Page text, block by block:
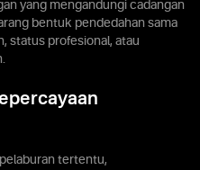
yang mengandungi cadangan
bentuk pendedahan sama
status profesional, atau
tertentu,